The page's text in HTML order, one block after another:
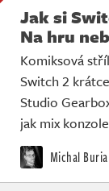
Jak si
Na hru
Komiksová
Switch 2
Studio
jak mix
Michal